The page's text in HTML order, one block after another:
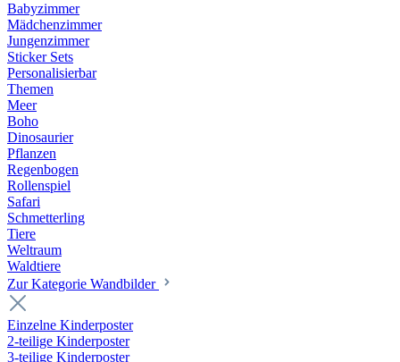
Babyzimmer
Mädchenzimmer
Jungenzimmer
Sticker Sets
Personalisierbar
Themen
Meer
Boho
Dinosaurier
Pflanzen
Regenbogen
Rollenspiel
Safari
Schmetterling
Tiere
Weltraum
Waldtiere
Zur Kategorie Wandbilder
Einzelne Kinderposter
2-teilige Kinderposter
3-teilige Kinderposter